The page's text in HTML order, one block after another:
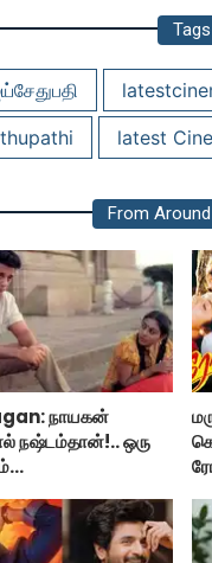
Tags
latest
From
நாயகன்
நஷ்டம்தான்!.. ஒரு